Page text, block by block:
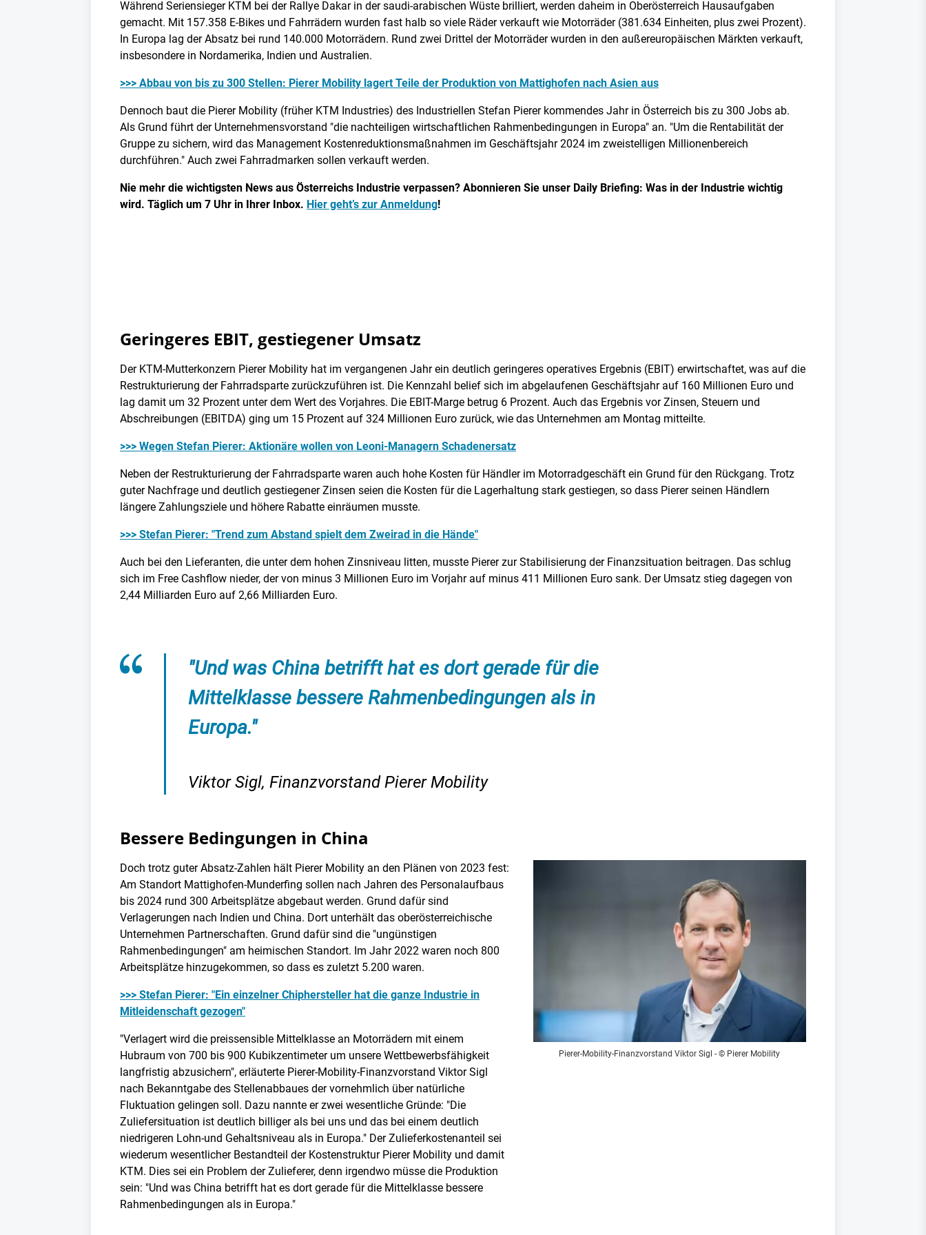
Während Seriensieger KTM bei der Rallye Dakar in der saudi-arabischen Wüste brilliert, werden daheim in Oberösterreich Hausaufgaben
gemacht. Mit 157.358 E-Bikes und Fahrrädern wurden fast halb so viele Räder verkauft wie Motorräder (381.634 Einheiten, plus zwei Prozent).
In Europa lag der Absatz bei rund 140.000 Motorrädern. Rund zwei Drittel der Motorräder wurden in den außereuropäischen Märkten verkauft,
insbesondere in Nordamerika, Indien und Australien.
>>> Abbau von bis zu 300 Stellen: Pierer Mobility lagert Teile der Produktion von Mattighofen nach Asien aus
Dennoch baut die Pierer Mobility (früher KTM Industries) des Industriellen Stefan Pierer kommendes Jahr in Österreich bis zu 300 Jobs ab.
Als Grund führt der Unternehmensvorstand "die nachteiligen wirtschaftlichen Rahmenbedingungen in Europa" an. "Um die Rentabilität der
Gruppe zu sichern, wird das Management Kostenreduktionsmaßnahmen im Geschäftsjahr 2024 im zweistelligen Millionenbereich
durchführen." Auch zwei Fahrradmarken sollen verkauft werden.
Nie mehr die wichtigsten News aus Österreichs Industrie verpassen? Abonnieren Sie unser Daily Briefing: Was in der Industrie wichtig
wird. Täglich um 7 Uhr in Ihrer Inbox. Hier geht’s zur Anmeldung!
Geringeres EBIT, gestiegener Umsatz
Der KTM-Mutterkonzern Pierer Mobility hat im vergangenen Jahr ein deutlich geringeres operatives Ergebnis (EBIT) erwirtschaftet, was auf die
Restrukturierung der Fahrradsparte zurückzuführen ist. Die Kennzahl belief sich im abgelaufenen Geschäftsjahr auf 160 Millionen Euro und
lag damit um 32 Prozent unter dem Wert des Vorjahres. Die EBIT-Marge betrug 6 Prozent. Auch das Ergebnis vor Zinsen, Steuern und
Abschreibungen (EBITDA) ging um 15 Prozent auf 324 Millionen Euro zurück, wie das Unternehmen am Montag mitteilte.
>>> Wegen Stefan Pierer: Aktionäre wollen von Leoni-Managern Schadenersatz
Neben der Restrukturierung der Fahrradsparte waren auch hohe Kosten für Händler im Motorradgeschäft ein Grund für den Rückgang. Trotz
guter Nachfrage und deutlich gestiegener Zinsen seien die Kosten für die Lagerhaltung stark gestiegen, so dass Pierer seinen Händlern
längere Zahlungsziele und höhere Rabatte einräumen musste.
>>> Stefan Pierer: "Trend zum Abstand spielt dem Zweirad in die Hände"
Auch bei den Lieferanten, die unter dem hohen Zinsniveau litten, musste Pierer zur Stabilisierung der Finanzsituation beitragen. Das schlug
sich im Free Cashflow nieder, der von minus 3 Millionen Euro im Vorjahr auf minus 411 Millionen Euro sank. Der Umsatz stieg dagegen von
2,44 Milliarden Euro auf 2,66 Milliarden Euro.
"Und was China betrifft hat es dort gerade für die
Mittelklasse bessere Rahmenbedingungen als in
Europa."
Viktor Sigl, Finanzvorstand Pierer Mobility
Bessere Bedingungen in China
Doch trotz guter Absatz-Zahlen hält Pierer Mobility an den Plänen von 2023 fest:
Am Standort Mattighofen-Munderfing sollen nach Jahren des Personalaufbaus
bis 2024 rund 300 Arbeitsplätze abgebaut werden. Grund dafür sind
Verlagerungen nach Indien und China. Dort unterhält das oberösterreichische
Unternehmen Partnerschaften. Grund dafür sind die "ungünstigen
Rahmenbedingungen" am heimischen Standort. Im Jahr 2022 waren noch 800
Arbeitsplätze hinzugekommen, so dass es zuletzt 5.200 waren.
>>> Stefan Pierer: "Ein einzelner Chiphersteller hat die ganze Industrie in
Mitleidenschaft gezogen"
"Verlagert wird die preissensible Mittelklasse an Motorrädern mit einem
Hubraum von 700 bis 900 Kubikzentimeter um unsere Wettbewerbsfähigkeit
langfristig abzusichern", erläuterte Pierer-Mobility-Finanzvorstand Viktor Sigl
nach Bekanntgabe des Stellenabbaues der vornehmlich über natürliche
Fluktuation gelingen soll. Dazu nannte er zwei wesentliche Gründe: "Die
Zuliefersituation ist deutlich billiger als bei uns und das bei einem deutlich
niedrigeren Lohn-und Gehaltsniveau als in Europa." Der Zulieferkostenanteil sei
wiederum wesentlicher Bestandteil der Kostenstruktur Pierer Mobility und damit
KTM. Dies sei ein Problem der Zulieferer, denn irgendwo müsse die Produktion
sein: "Und was China betrifft hat es dort gerade für die Mittelklasse bessere
Rahmenbedingungen als in Europa."
Pierer-Mobility-Finanzvorstand Viktor Sigl - © Pierer Mobility